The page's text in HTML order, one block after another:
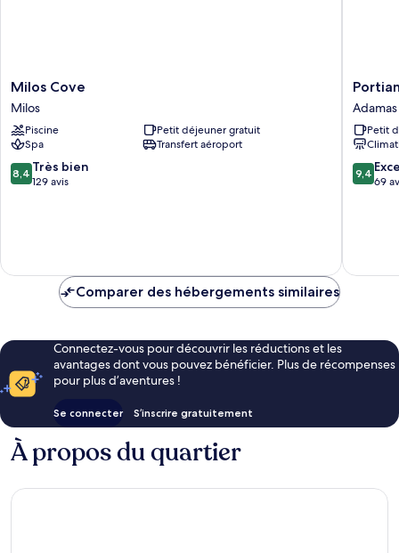
Milos
Cove
Milos
Milos Cove
Milos
Piscine
Petit déjeuner gratuit
Spa
Transfert aéroport
8.4
sur
8,4 Très bien
129 avis
Portiani
Suites
Adamas
Adamas
Petit
9.4
sur
9,4
69
Comparer des hébergements similaires
Connectez-vous pour découvrir les réductions et les
avantages dont vous pouvez bénéficier. Plus de récompenses
pour plus d’aventures !
Se connecter S’inscrire gratuitement
À propos du quartier